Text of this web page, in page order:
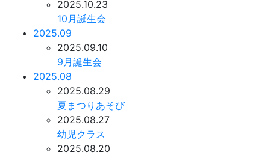
2025.10.23
10月誕生会
2025.09
2025.09.10
9月誕生会
2025.08
2025.08.29
夏まつりあそび
2025.08.27
幼児クラス
2025.08.20